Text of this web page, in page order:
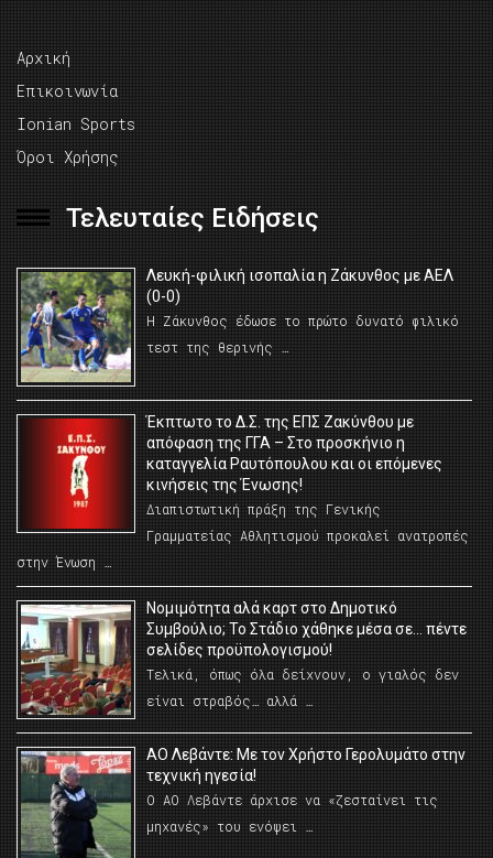
Αρχική
Επικοινωνία
Ionian Sports
Όροι Χρήσης
Τελευταίες Ειδήσεις
Λευκή-φιλική ισοπαλία η Ζάκυνθος με ΑΕΛ
(0-0)
Η Ζάκυνθος έδωσε το πρώτο δυνατό φιλικό
τεστ της θερινής …
Έκπτωτο το Δ.Σ. της ΕΠΣ Ζακύνθου με
απόφαση της ΓΓΑ – Στο προσκήνιο η
καταγγελία Ραυτόπουλου και οι επόμενες
κινήσεις της Ένωσης!
Διαπιστωτική πράξη της Γενικής
Γραμματείας Αθλητισμού προκαλεί ανατροπές
στην Ένωση …
Νομιμότητα αλά καρτ στο Δημοτικό
Συμβούλιο; Το Στάδιο χάθηκε μέσα σε… πέντε
σελίδες προϋπολογισμού!
Τελικά, όπως όλα δείχνουν, ο γιαλός δεν
είναι στραβός… αλλά …
ΑΟ Λεβάντε: Με τον Χρήστο Γερολυμάτο στην
τεχνική ηγεσία!
Ο ΑΟ Λεβάντε άρχισε να «ζεσταίνει τις
μηχανές» του ενόψει …